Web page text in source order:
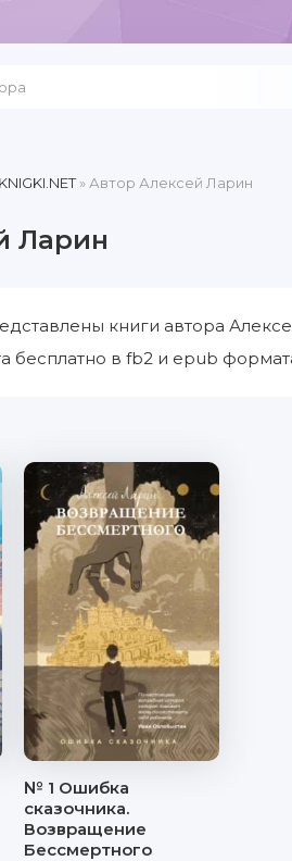
» Автор Алексей Ларин
Ларин
книги автора
бесплатно в fb2 и epub
№ 1 Ошибка
сказочника.
Возвращение
Бессмертного